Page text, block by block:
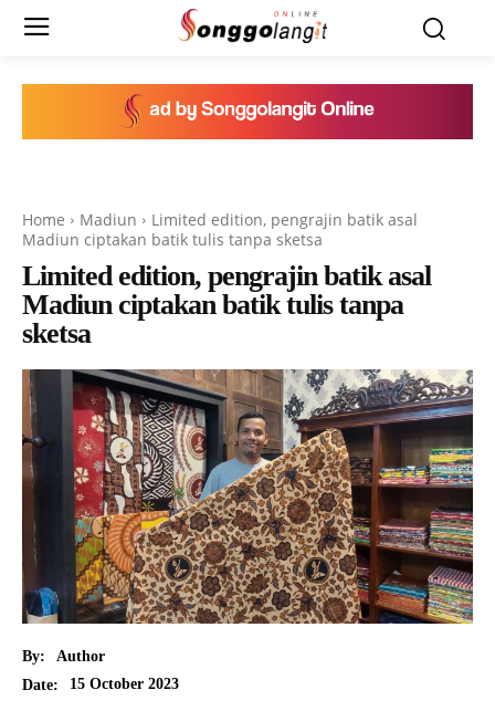
Home Madiun
Limited edition, pengrajin batik asal
Madiun ciptakan batik tulis tanpa sketsa
Limited edition, pengrajin batik asal
Madiun ciptakan batik tulis tanpa
sketsa
By:
Author
Date:
15 October 2023